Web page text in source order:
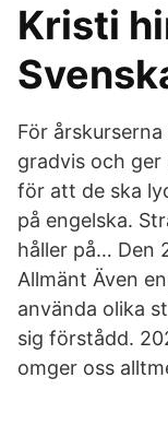
Kristi
För
gradvis och
för att de ska
på engelska.
håller på… Den
Allmänt Även
använda olika
sig förstådd.
omger oss